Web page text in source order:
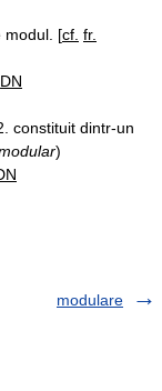
modul. [cf. fr.
DN
constituit dintr-un
)
modulare